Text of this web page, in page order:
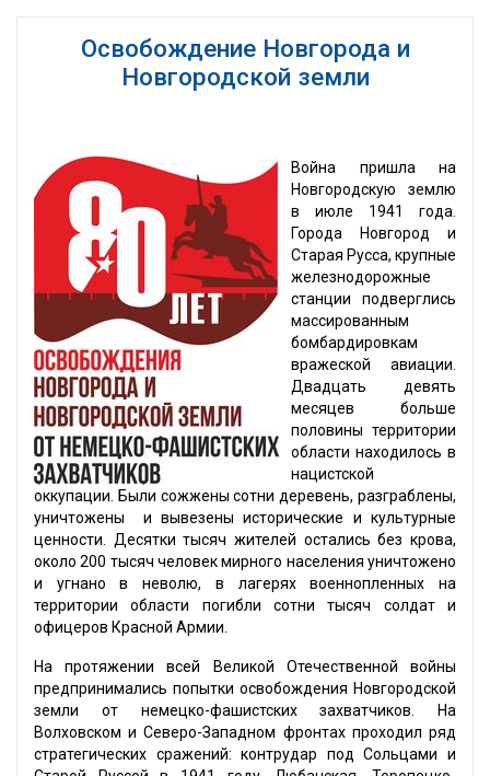
Освобождение Новгорода и
Новгородской земли
Война пришла на
Новгородскую землю
в июле 1941 года.
Города Новгород и
Старая Русса, крупные
железнодорожные
станции подверглись
массированным
бомбардировкам
вражеской авиации.
Двадцать девять
месяцев больше
половины территории
области находилось в
нацистской
оккупации. Были сожжены сотни деревень, разграблены,
уничтожены и вывезены исторические и культурные
ценности. Десятки тысяч жителей остались без крова,
около 200 тысяч человек мирного населения уничтожено
и угнано в неволю, в лагерях военнопленных на
территории области погибли сотни тысяч солдат и
офицеров Красной Армии.
На протяжении всей Великой Отечественной войны
предпринимались попытки освобождения Новгородской
земли от немецко-фашистских захватчиков. На
Волховском и Северо-Западном фронтах проходил ряд
стратегических сражений: контрудар под Сольцами и